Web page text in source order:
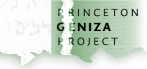
לתוכןהבית